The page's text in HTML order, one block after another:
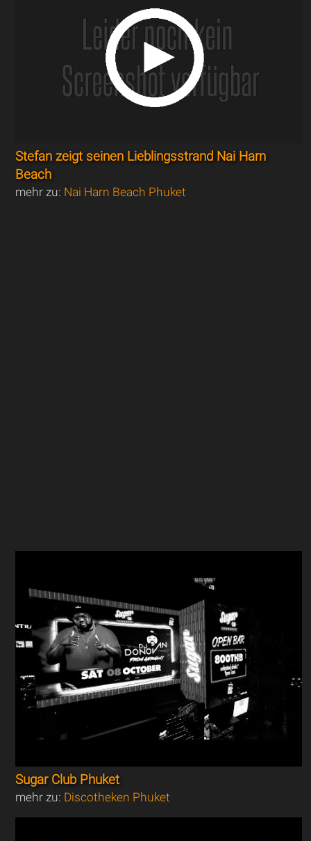
Stefan zeigt seinen Lieblingsstrand Nai Harn
Beach
mehr zu: Nai Harn Beach Phuket
Sugar Club Phuket
mehr zu: Discotheken Phuket